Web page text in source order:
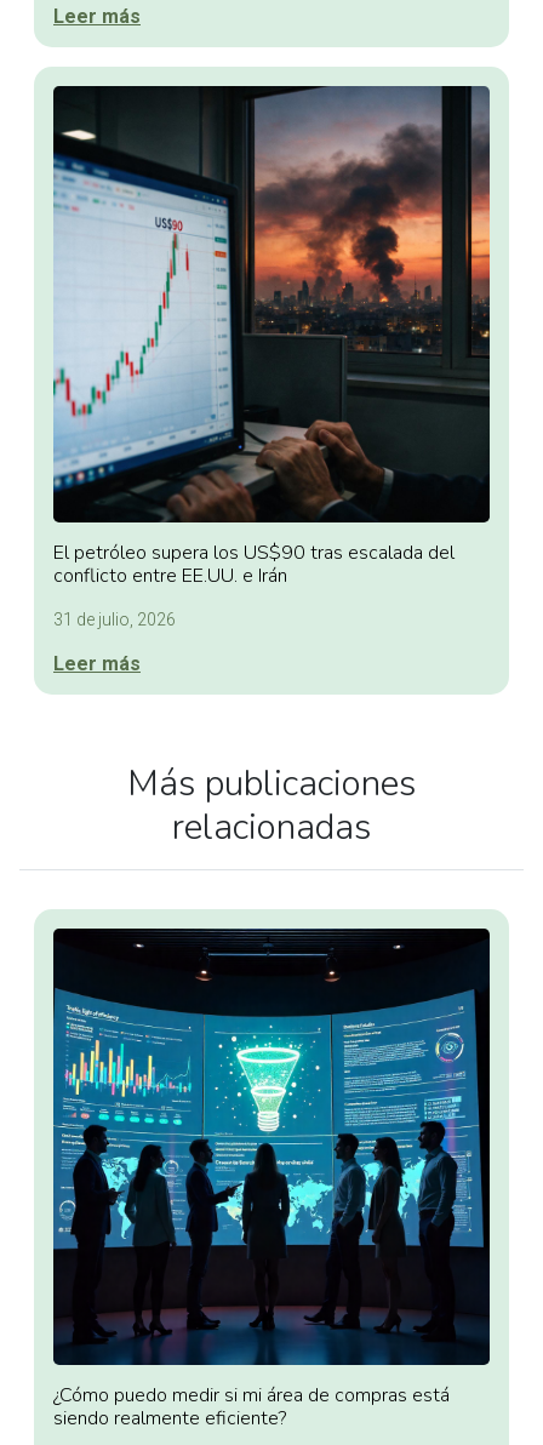
Leer más
El petróleo supera los US$90 tras escalada del
conflicto entre EE.UU. e Irán
31 de julio, 2026
Leer más
Más publicaciones
relacionadas
¿Cómo puedo medir si mi área de compras está
siendo realmente eficiente?